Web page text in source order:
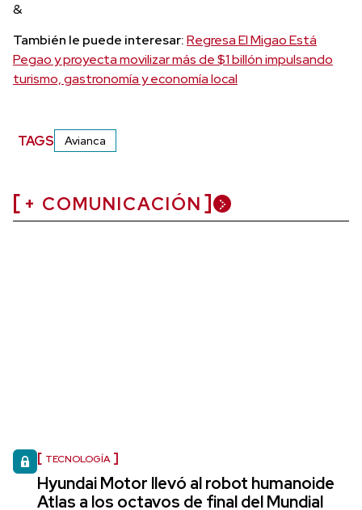
&
También le puede interesar:Regresa El Migao Está
Pegao y proyecta movilizar más de $1 billón impulsando
turismo, gastronomía y economía local
TAGS Avianca
+ COMUNICACIÓN
TECNOLOGÍA
Hyundai Motor llevó al robot humanoide
Atlas a los octavos de final del Mundial